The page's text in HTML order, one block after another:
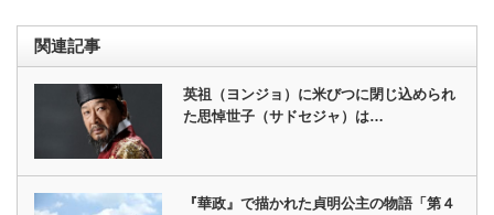
関連記事
英祖（ヨンジョ）に米びつに閉じ込められ
た思悼世子（サドセジャ）は…
『華政』で描かれた貞明公主の物語「第４